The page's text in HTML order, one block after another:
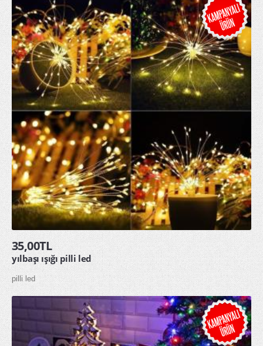
35,00TL
yılbaşı ışığı pilli led
pilli led